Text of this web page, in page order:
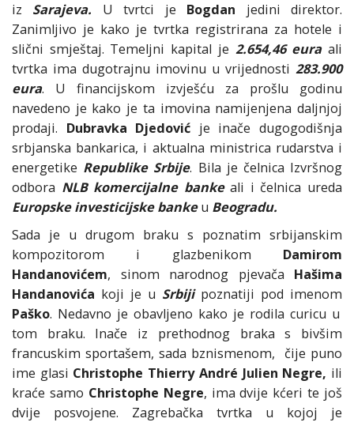
iz Sarajeva. U tvrtci je Bogdan jedini direktor.
Zanimljivo je kako je tvrtka registrirana za hotele i
slični smještaj. Temeljni kapital je 2.654,46 euraali
tvrtka ima dugotrajnu imovinu u vrijednosti 283.900
eura. U financijskom izvješću za prošlu godinu
navedeno je kako je ta imovina namijenjena daljnjoj
prodaji. Dubravka Djedović je inače dugogodišnja
srbjanska bankarica, i aktualna ministrica rudarstva i
energetike Republike Srbije. Bila je čelnica Izvršnog
odbora NLB komercijalne bankeali i čelnica ureda
Europske investicijske bankeu Beogradu.
Sada je u drugom braku s poznatim srbijanskim
kompozitorom i glazbenikom Damirom
Handanovićem, sinom narodnog pjevača Hašima
Handanovića koji je u Srbiji poznatiji pod imenom
Paško. Nedavno je obavljeno kako je rodila curicu u
tom braku. Inače iz prethodnog braka s bivšim
francuskim sportašem, sada bznismenom, čije puno
ime glasi Christophe Thierry André Julien Negre, ili
kraće samo Christophe Negre, ima dvije kćeri te još
dvije posvojene. Zagrebačka tvrtka u kojoj je